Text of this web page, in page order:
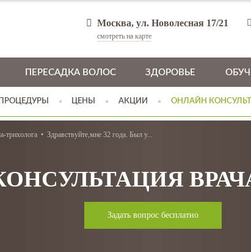
Москва, ул. Новолесная 17/21
смотреть на карте
ПЕРЕСАДКА ВОЛОС ЗДОРОВЬЕ
ПРОЦЕДУРЫ ЦЕНЫ АКЦИИ ОНЛАЙН
трихолога Здравствуйте,мне 32 года. Был у...
Задать вопрос бесплатно